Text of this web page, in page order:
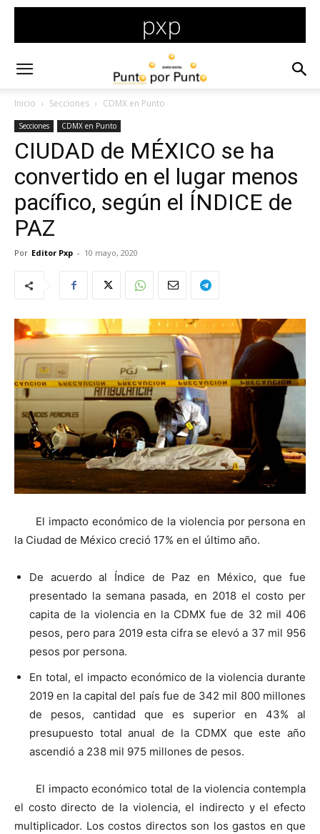
Inicio Secciones CDMX en Punto
Secciones CDMX en Punto
CIUDAD de MÉXICO se ha
convertido en el lugar menos
pacífico, según el ÍNDICE de
PAZ
Por Editor Pxp - 10 mayo, 2020
El impacto económico de la violencia por persona en
la Ciudad de México creció 17% en el último año.
De acuerdo al Índice de Paz en México, que fue
presentado la semana pasada, en 2018 el costo per
capita de la violencia en la CDMX fue de 32 mil 406
pesos, pero para 2019 esta cifra se elevó a 37 mil 956
pesos por persona.
En total, el impacto económico de la violencia durante
2019 en la capital del país fue de 342 mil 800 millones
de pesos, cantidad que es superior en 43% al
presupuesto total anual de la CDMX que este año
ascendió a 238 mil 975 millones de pesos.
El impacto económico total de la violencia contempla
el costo directo de la violencia, el indirecto y el efecto
multiplicador. Los costos directos son los gastos en que